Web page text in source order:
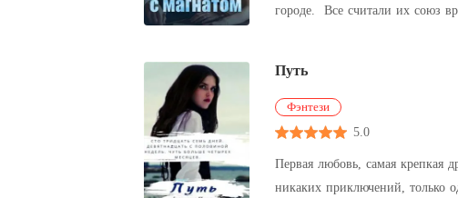
городе. Все считали их союз
потрясло весь мир. Ещё,
неё. «Почему она так похожа на
Путь
Фэнтези
5.0
Первая любовь, самая крепкая
никаких приключений, только